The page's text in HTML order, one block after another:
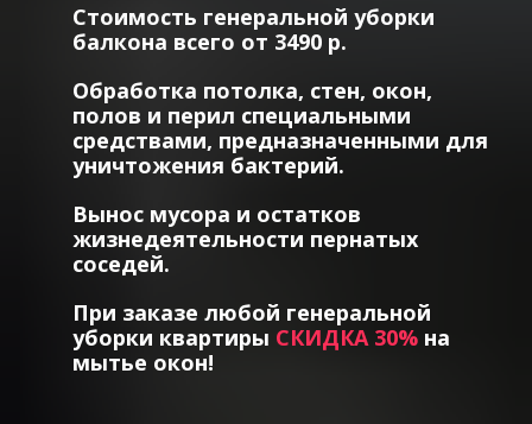
Стоимость генеральной уборки
балкона всего от 3490 р.
Обработка потолка, стен, окон,
полов и перил специальными
средствами, предназначенными для
уничтожения бактерий.
Вынос мусора и остатков
жизнедеятельности пернатых
соседей.
При заказе любой генеральной
уборки квартиры СКИДКА 30% на
мытье окон!